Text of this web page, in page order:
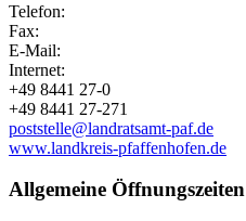
Telefon:
Fax:
E-Mail:
Internet:
+49 8441 27-0
+49 8441 27-271
poststelle@landratsamt-paf.de
www.landkreis-pfaffenhofen.de
Allgemeine Öffnungszeiten